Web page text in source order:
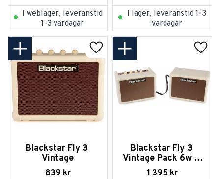
I weblager, leveranstid
1-3 vardagar
I lager, leveranstid 1-3
vardagar
Blackstar Fly 3
Vintage
839 kr
Lägg till i favoriter
Blackstar Fly 3
Vintage Pack 6w 2
X 3 Stereo Mini
1 395 kr